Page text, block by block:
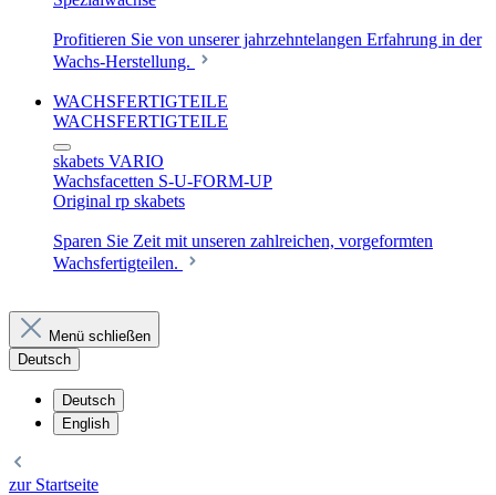
Profitieren Sie von unserer jahrzehntelangen Erfahrung in der
Wachs-Herstellung.
WACHSFERTIGTEILE
WACHSFERTIGTEILE
skabets VARIO
Wachsfacetten S-U-FORM-UP
Original rp skabets
Sparen Sie Zeit mit unseren zahlreichen, vorgeformten
Wachsfertigteilen.
Menü schließen
Deutsch
Deutsch
English
zur Startseite